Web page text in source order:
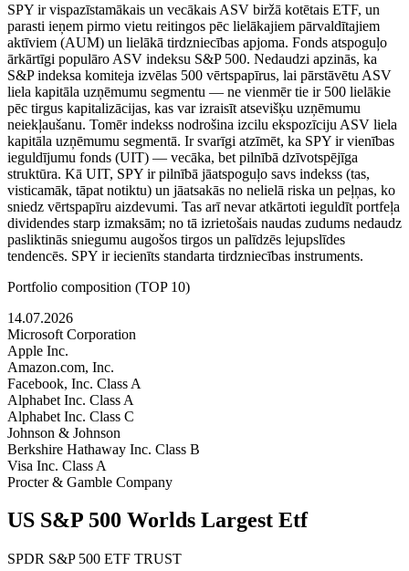
SPY ir vispazīstamākais un vecākais ASV biržā kotētais ETF, un
parasti ieņem pirmo vietu reitingos pēc lielākajiem pārvaldītajiem
aktīviem (AUM) un lielākā tirdzniecības apjoma. Fonds atspoguļo
ārkārtīgi populāro ASV indeksu S&P 500. Nedaudzi apzinās, ka
S&P indeksa komiteja izvēlas 500 vērtspapīrus, lai pārstāvētu ASV
liela kapitāla uzņēmumu segmentu — ne vienmēr tie ir 500 lielākie
pēc tirgus kapitalizācijas, kas var izraisīt atsevišķu uzņēmumu
neiekļaušanu. Tomēr indekss nodrošina izcilu ekspozīciju ASV liela
kapitāla uzņēmumu segmentā. Ir svarīgi atzīmēt, ka SPY ir vienības
ieguldījumu fonds (UIT) — vecāka, bet pilnībā dzīvotspējīga
struktūra. Kā UIT, SPY ir pilnībā jāatspoguļo savs indekss (tas,
visticamāk, tāpat notiktu) un jāatsakās no nelielā riska un peļņas, ko
sniedz vērtspapīru aizdevumi. Tas arī nevar atkārtoti ieguldīt portfeļa
dividendes starp izmaksām; no tā izrietošais naudas zudums nedaudz
pasliktinās sniegumu augošos tirgos un palīdzēs lejupslīdes
tendencēs. SPY ir iecienīts standarta tirdzniecības instruments.
Portfolio composition (TOP 10)
14.07.2026
Microsoft Corporation
Apple Inc.
Amazon.com, Inc.
Facebook, Inc. Class A
Alphabet Inc. Class A
Alphabet Inc. Class C
Johnson & Johnson
Berkshire Hathaway Inc. Class B
Visa Inc. Class A
Procter & Gamble Company
US S&P 500 Worlds Largest Etf
SPDR S&P 500 ETF TRUST